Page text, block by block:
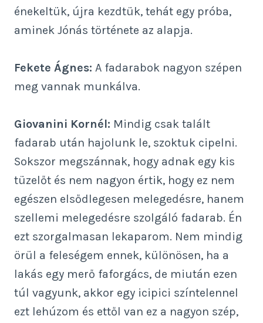
énekeltük, újra kezdtük, tehát egy próba,
aminek Jónás története az alapja.
Fekete Ágnes: A fadarabok nagyon szépen
meg vannak munkálva.
Giovanini Kornél: Mindig csak talált
fadarab után hajolunk le, szoktuk cipelni.
Sokszor megszánnak, hogy adnak egy kis
tüzelőt és nem nagyon értik, hogy ez nem
egészen elsődlegesen melegedésre, hanem
szellemi melegedésre szolgáló fadarab. Én
ezt szorgalmasan lekaparom. Nem mindig
örül a feleségem ennek, különösen, ha a
lakás egy merő faforgács, de miután ezen
túl vagyunk, akkor egy icipici színtelennel
ezt lehúzom és ettől van ez a nagyon szép,